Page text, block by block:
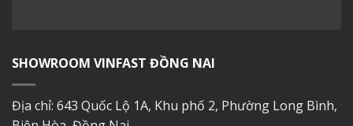
SHOWROOM VINFAST ĐỒNG NAI
Địa chỉ: 643 Quốc Lộ 1A, Khu phố 2, Phường Long Bình,